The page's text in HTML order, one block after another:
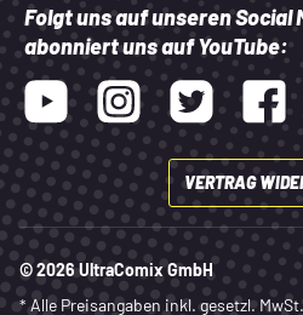
Folgt uns auf unseren Social
abonniert uns auf YouTube:
Youtube InstagramTwitter Facebook
VERTRAG
© 2026 UltraComix GmbH
* Alle Preisangaben inkl. gesetzl.